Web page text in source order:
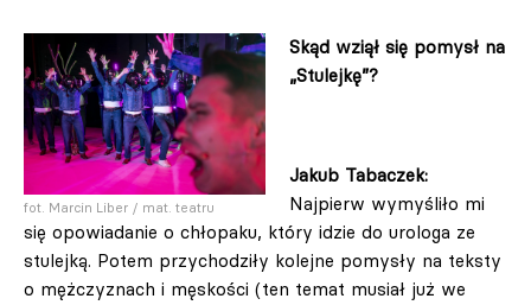
fot. Marcin Liber / mat. teatru
Skąd wziął się pomysł na
„Stulejkę”?
Jakub Tabaczek:
Najpierw wymyśliło mi
się opowiadanie o chłopaku, który idzie do urologa ze
stulejką. Potem przychodziły kolejne pomysły na teksty
o mężczyznach i męskości (ten temat musiał już we